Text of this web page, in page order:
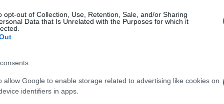
opt-out of Collection, Use, Retention, Sale, and/or Sharing
Data that Is Unrelated with the Purposes for which it
allow Google to enable storage related to advertising like cookies on
identifiers in apps.
nazionali?
nella sezioneLogin dal menù del sito